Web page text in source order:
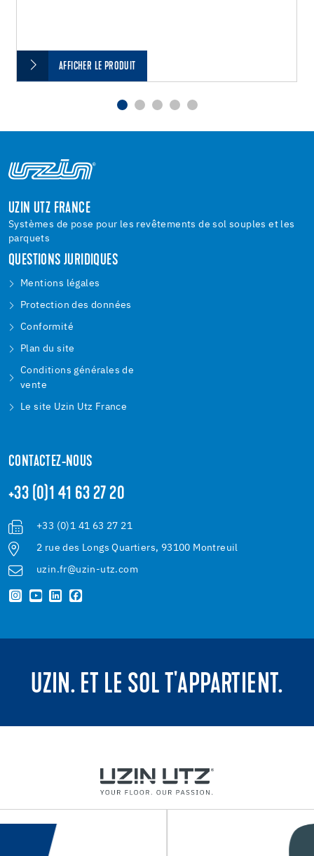
AFFICHER LE PRODUIT
UZIN UTZ FRANCE
Systèmes de pose pour les revêtements de sol souples et les
parquets
QUESTIONS JURIDIQUES
Mentions légales
Protection des données
Conformité
Plan du site
Conditions générales de
vente
Le site Uzin Utz France
CONTACTEZ-NOUS
+33 (0)1 41 63 27 20
+33 (0)1 41 63 27 21
2 rue des Longs Quartiers, 93100 Montreuil
uzin.fr@uzin-utz.com
UZIN. ET LE SOL T'APPARTIENT.